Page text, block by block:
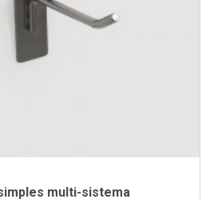
multi-sistema